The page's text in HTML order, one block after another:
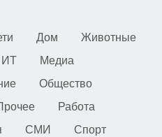
Дом
Животные
ИТ
Медиа
Общество
Работа
СМИ
Спорт